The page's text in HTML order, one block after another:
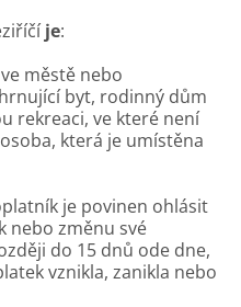
je:
městě nebo
byt, rodinný dům
rekreaci, ve které není
která je umístěna
je povinen ohlásit
nebo změnu své
do 15 dnů ode dne,
vznikla, zanikla nebo